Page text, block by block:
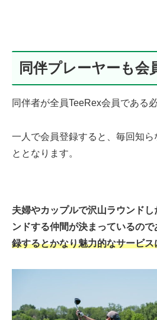
同伴プレーヤーも会
同伴者が全員TeeRex会員である
一人で会員登録すると、毎回知ら
ととなります。
夫婦やカップルで沢山ラウンド
ンドする仲間が決まっているので
録するとかなり魅力的なサービ